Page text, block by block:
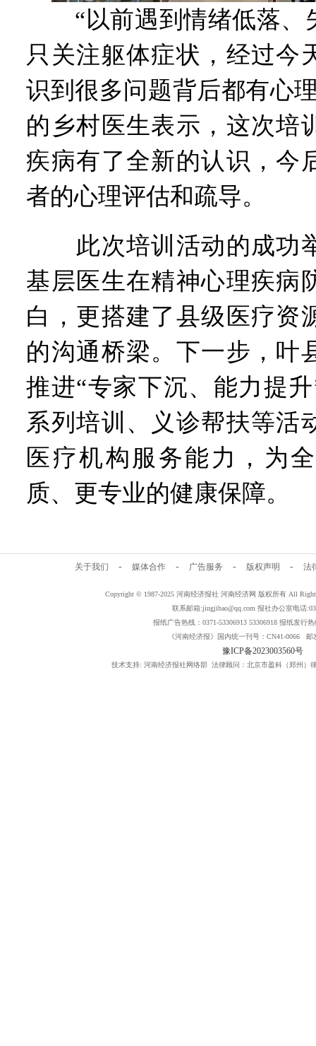
“以前遇到情绪低落、
只关注躯体症状，经过今
识到很多问题背后都有心
的乡村医生表示，这次培
疾病有了全新的认识，今
者的心理评估和疏导。
此次培训活动的成功
基层医生在精神心理疾病
白，更搭建了县级医疗资
的沟通桥梁。下一步，叶
推进“专家下沉、能力提
系列培训、义诊帮扶等活
医疗机构服务能力，为
质、更专业的健康保障。
关于我们 - 媒体合作 - 广告服务 - 版权声明 - 法
Copyright © 1987-2025 河南经济报社 河南经济网 版权所有 All
联系邮箱:jingjibao@qq.com 报社办公室电话
报纸广告热线：0371-53306913 53306918 报纸发行热
《河南经济报》国内统一刊号：CN41-0066 邮
豫ICP备2023003560号
技术支持: 河南经济报社网络部 法律顾问：北京市盈科（郑州